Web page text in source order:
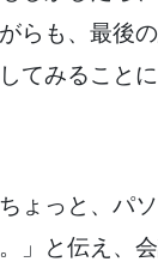
らも、最後
てみることに
ょっと、パソ
」と伝え、